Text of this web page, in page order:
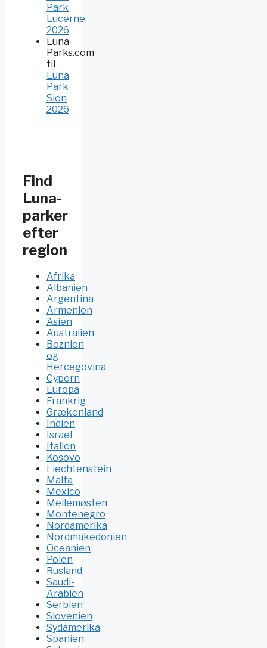
Park
Lucerne
2026
Luna-
Parks.com
til
Luna
Park
Sion
2026
Find
Luna-
parker
efter
region
Afrika
Albanien
Argentina
Armenien
Asien
Australien
Boznien
og
Hercegovina
Cypern
Europa
Frankrig
Grækenland
Indien
Israel
Italien
Kosovo
Liechtenstein
Malta
Mexico
Mellemøsten
Montenegro
Nordamerika
Nordmakedonien
Oceanien
Polen
Rusland
Saudi-
Arabien
Serbien
Slovenien
Sydamerika
Spanien